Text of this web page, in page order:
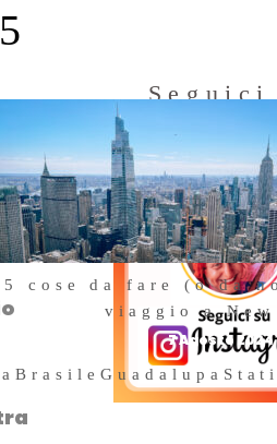
5 cose da fare (o da
viaggio a New
7 Agosto 2024
BrasileGuadalupa
Seguici